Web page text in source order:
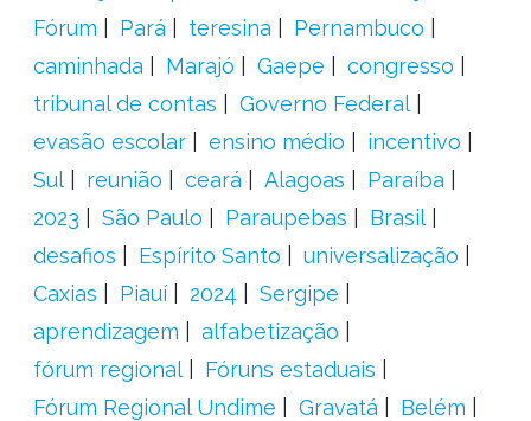
Fórum
Pará teresina
Pernambuco
caminhada
Marajó Gaepe
congresso
tribunal de contas
Governo Federal
evasão escolar
ensino médio
incentivo
Sul
reunião ceará Alagoas
Paraíba
2023
São Paulo Paraupebas
Brasil
desafios
Espírito Santo
universalização
Caxias
Piauí 2024
Sergipe
aprendizagem
alfabetização
fórum regional
Fóruns estaduais
Fórum Regional Undime
Gravatá
Belém